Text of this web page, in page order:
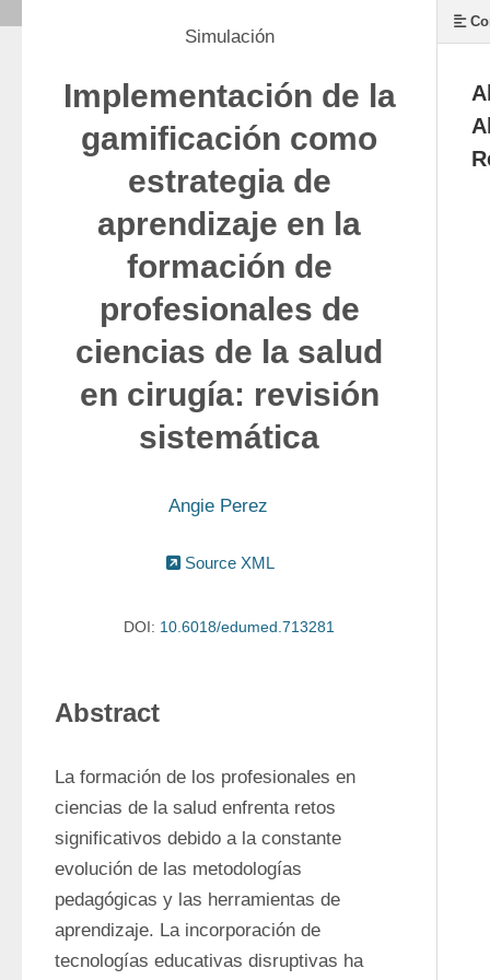
Simulación
Implementación de la
gamificación como
estrategia de
aprendizaje en la
formación de
profesionales de
ciencias de la salud
en cirugía: revisión
sistemática
Angie Perez
Source XML
DOI: 10.6018/edumed.713281
Abstract
La formación de los profesionales en
ciencias de la salud enfrenta retos
significativos debido a la constante
evolución de las metodologías
pedagógicas y las herramientas de
aprendizaje. La incorporación de
tecnologías educativas disruptivas ha